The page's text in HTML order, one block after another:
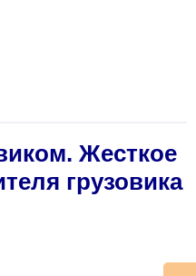
Жесткое
грузовика